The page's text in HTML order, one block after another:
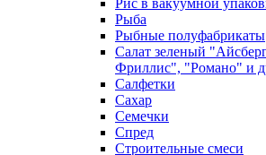
Рис в вакуумной
Рыба
Рыбные полуфабрикаты
Салат зеленый
Фриллис", "Романо" и
Салфетки
Сахар
Семечки
Спред
Строительные смеси